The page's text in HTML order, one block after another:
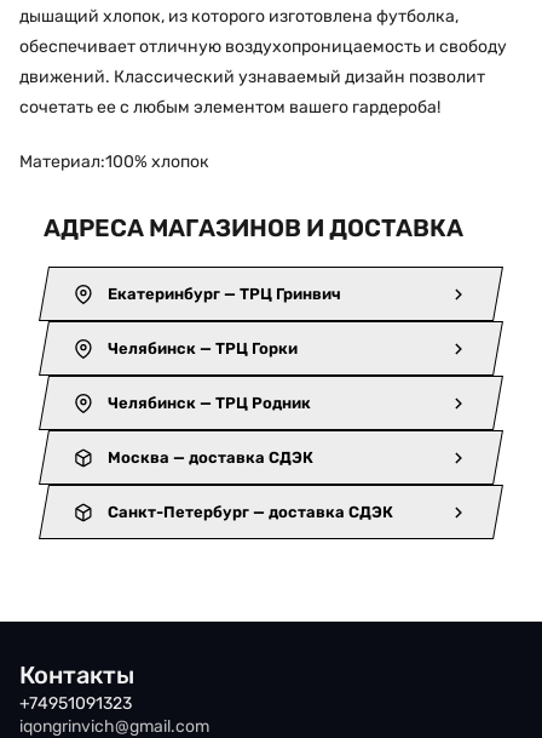
дышащий хлопок, из которого изготовлена футболка,
обеспечивает отличную воздухопроницаемость и свободу
движений. Классический узнаваемый дизайн позволит
сочетать ее с любым элементом вашего гардероба!
Материал:100% хлопок
АДРЕСА МАГАЗИНОВ И ДОСТАВКА
Екатеринбург — ТРЦ Гринвич
Челябинск — ТРЦ Горки
Челябинск — ТРЦ Родник
Москва — доставка СДЭК
Санкт-Петербург — доставка СДЭК
Контакты
+74951091323
iqongrinvich@gmail.com